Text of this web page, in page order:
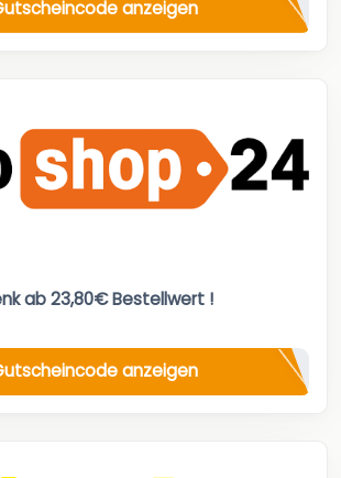
anzeigen
ab 23,80€ Bestellwert !
anzeigen